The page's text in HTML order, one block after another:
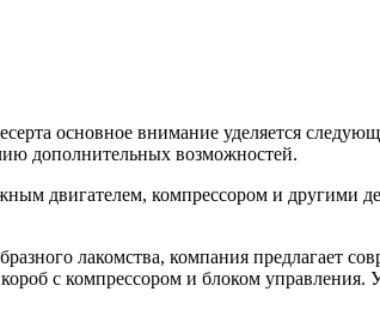
основное внимание уделяется
дополнительных возможностей.
двигателем, компрессором и другими
лакомства, компания предлагает
с компрессором и блоком